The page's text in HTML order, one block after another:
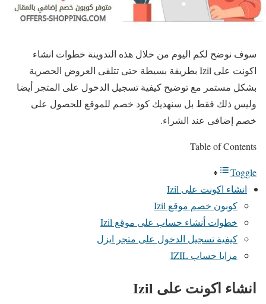
سوف نوضح لكم اليوم من خلال هذه التدوينة خطوات انشاء
اكونت على Izil بطريقة بسيطة حتى تتلقى العروض الحصرية
بشكل مستمر مع توضيح كيفية تسجيل الدخول على المتجر أيضا
وليس ذلك فقط بل سنهديك كود خصم للموقع للحصول على
خصم إضافى عند الشراء.
Table of Contents
Toggle
انشاء اكونت على Izil
كوبون خصم موقع Izil
خطوات أنشاء حساب على موقع Izil
كيفية تسجيل الدخول على متجر ايزل
مزايا حساب IZIL
انشاء اكونت على Izil